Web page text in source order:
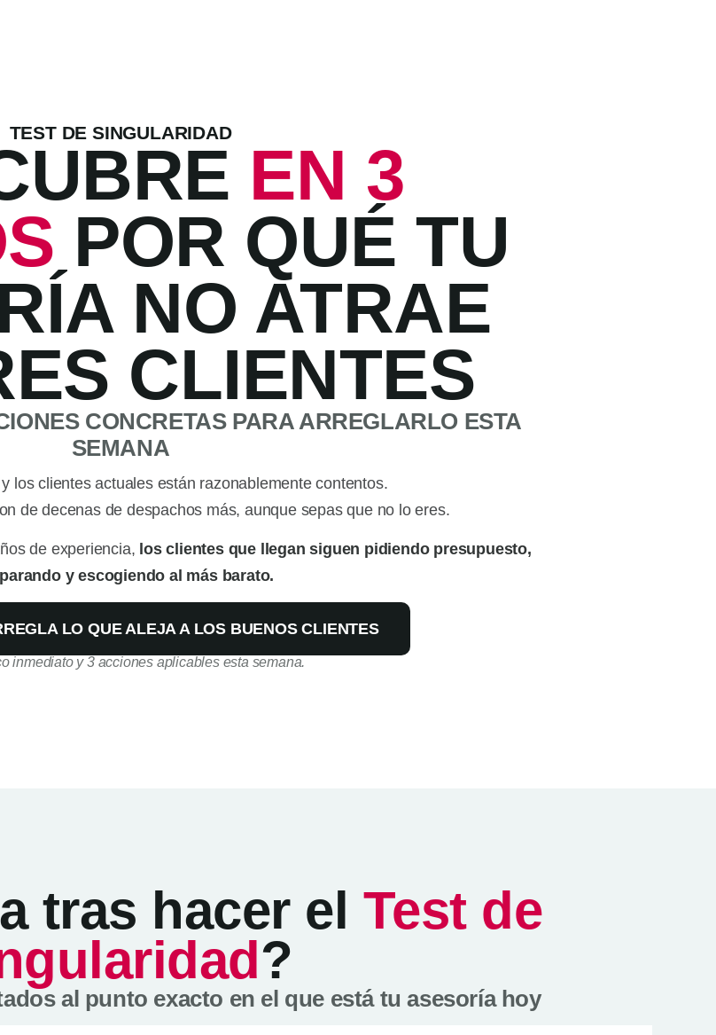
TEST DE SINGULARIDAD
EN 3
POR QUÉ TU
NO ATRAE
CLIENTES
CONCRETAS PARA ARREGLARLO ESTA
SEMANA
los clientes actuales están razonablemente contentos.
de decenas de despachos más, aunque sepas que no lo eres.
de experiencia, los clientes que llegan siguen pidiendo presupuesto,
y escogiendo al más barato.
LO QUE ALEJA A LOS BUENOS CLIENTES
inmediato y 3 acciones aplicables esta semana.
tras hacer el Test de
?
al punto exacto en el que está tu asesoría hoy